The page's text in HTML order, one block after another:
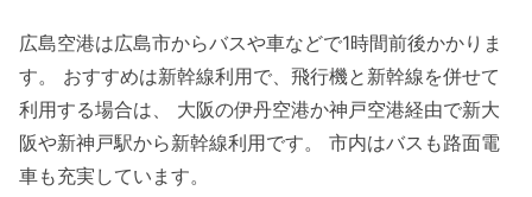
広島空港は広島市からバスや車などで1時間前後かかりま
す。 おすすめは新幹線利用で、飛行機と新幹線を併せて
利用する場合は、 大阪の伊丹空港か神戸空港経由で新大
阪や新神戸駅から新幹線利用です。 市内はバスも路面電
車も充実しています。